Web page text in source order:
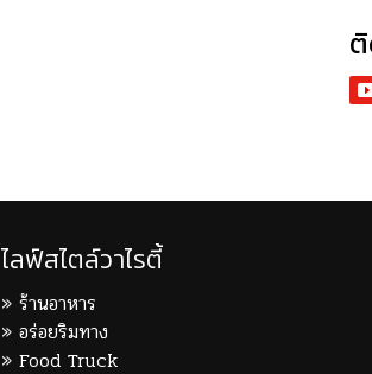
ไลฟ์สไตล์วาไรตี้
ร้านอาหาร
อร่อยริมทาง
Food Truck